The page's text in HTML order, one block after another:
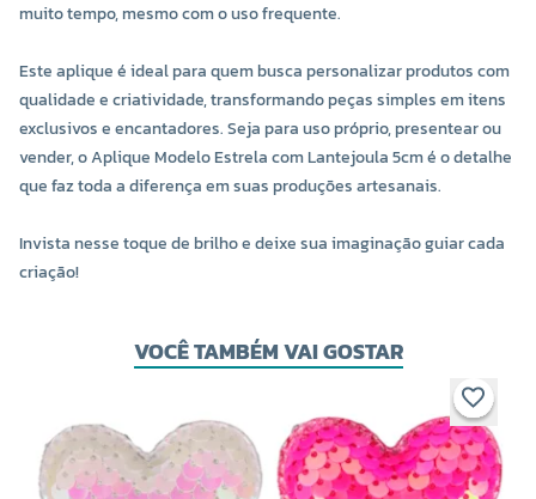
muito tempo, mesmo com o uso frequente.
Este aplique é ideal para quem busca personalizar produtos com
qualidade e criatividade, transformando peças simples em itens
exclusivos e encantadores. Seja para uso próprio, presentear ou
vender, o Aplique Modelo Estrela com Lantejoula 5cm é o detalhe
que faz toda a diferença em suas produções artesanais.
Invista nesse toque de brilho e deixe sua imaginação guiar cada
criação!
VOCÊ TAMBÉM VAI GOSTAR